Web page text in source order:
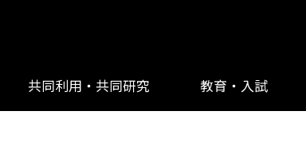
共同利用・共同研究 教育・入試